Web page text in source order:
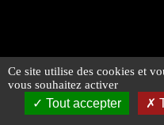
Ce site utilise des cookies et
vous souhaitez activer
Tout accepter